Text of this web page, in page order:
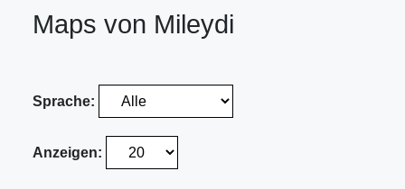
Maps von Mileydi
Sprache:
Anzeigen: